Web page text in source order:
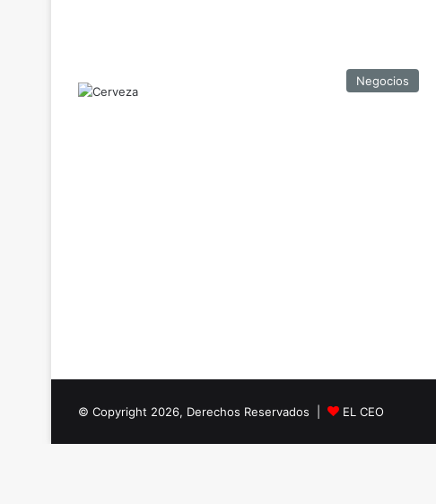
Negocios
© Copyright 2026, Derechos Reservados | EL CEO